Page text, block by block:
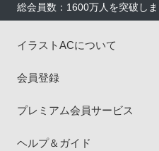
総会員数：1600万人を突破し
イラストACについて
会員登録
プレミアム会員サービス
ヘルプ＆ガイド